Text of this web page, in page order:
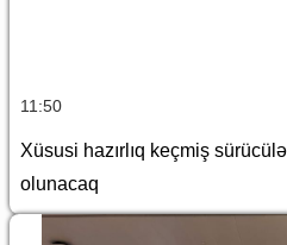
11:50
Xüsusi hazırlıq keçmiş
olunacaq